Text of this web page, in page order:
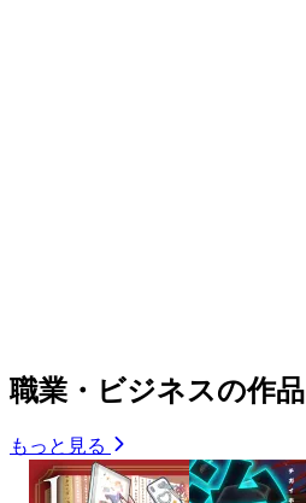
職業・ビジネスの作品
もっと見る